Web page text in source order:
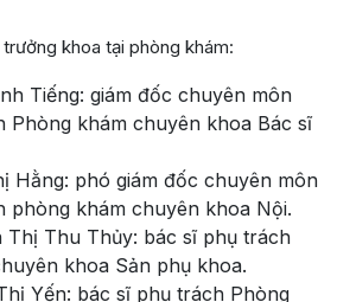
khoa tại phòng khám:
Tiếng: giám đốc chuyên môn
Phòng khám chuyên khoa Bác sĩ
Hằng: phó giám đốc chuyên môn
phòng khám chuyên khoa Nội.
Thị Thu Thủy: bác sĩ phụ trách
khoa Sản phụ khoa.
Yến: bác sĩ phụ trách Phòng